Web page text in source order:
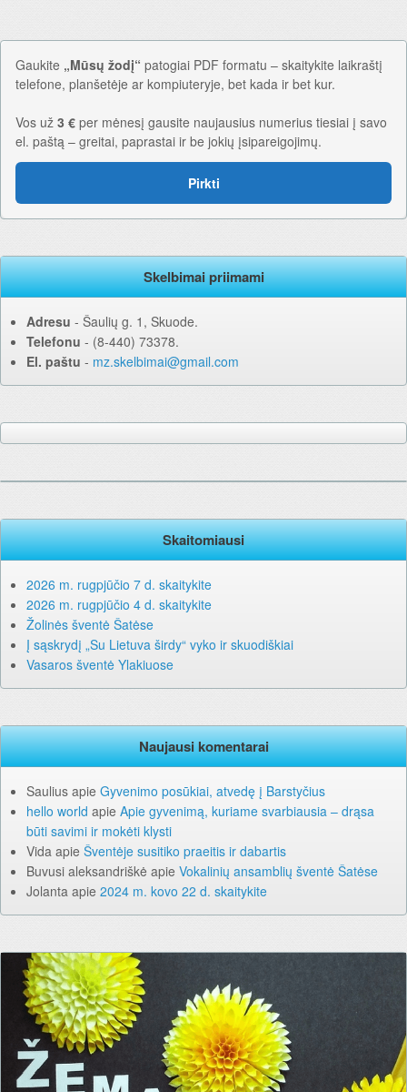
Gaukite „Mūsų žodį“ patogiai PDF formatu – skaitykite laikraštį
telefone, planšetėje ar kompiuteryje, bet kada ir bet kur.
Vos už 3 € per mėnesį gausite naujausius numerius tiesiai į savo
el. paštą – greitai, paprastai ir be jokių įsipareigojimų.
Pirkti
Skelbimai priimami
Adresu ‐ Šaulių g. 1, Skuode.
Telefonu ‐ (8-440) 73378.
El. paštu ‐ mz.skelbimai@gmail.com
Skaitomiausi
2026 m. rugpjūčio 7 d. skaitykite
2026 m. rugpjūčio 4 d. skaitykite
Žolinės šventė Šatėse
Į sąskrydį „Su Lietuva širdy“ vyko ir skuodiškiai
Vasaros šventė Ylakiuose
Naujausi komentarai
Saulius apie Gyvenimo posūkiai, atvedę į Barstyčius
hello world apie Apie gyvenimą, kuriame svarbiausia – drąsa
būti savimi ir mokėti klysti
Vida apie Šventėje susitiko praeitis ir dabartis
Buvusi aleksandriškė apie Vokalinių ansamblių šventė Šatėse
Jolanta apie 2024 m. kovo 22 d. skaitykite